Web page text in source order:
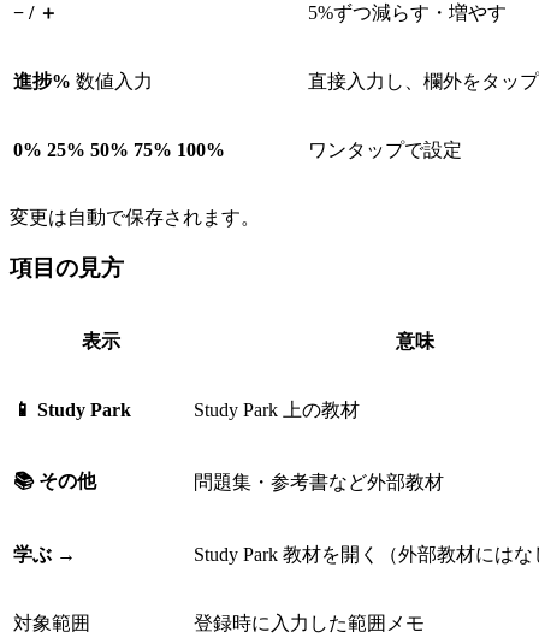
− / ＋ 5%ずつ減らす・増やす
進捗% 数値入力 直接入力し、欄外をタッ
0% 25% 50% 75% 100% ワンタップで設定
変更は自動で保存されます。
項目の見方
表示 意味
📱 Study Park Study Park 上の教材
📚 その他 問題集・参考書など外部教材
学ぶ → Study Park 教材を開く（外部教材にはな
対象範囲 登録時に入力した範囲メモ